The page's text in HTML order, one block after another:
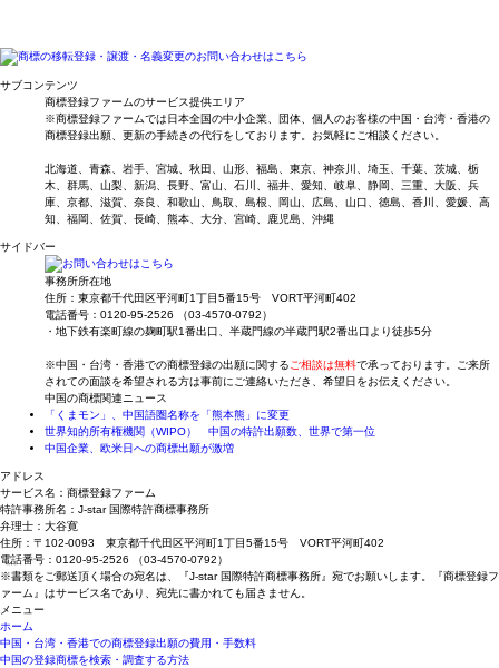
サブコンテンツ
商標登録ファームのサービス提供エリア
※商標登録ファームでは日本全国の中小企業、団体、個人のお客様の中国・台湾・香港の
商標登録出願、更新の手続きの代行をしております。お気軽にご相談ください。
北海道、青森、岩手、宮城、秋田、山形、福島、東京、神奈川、埼玉、千葉、茨城、栃
木、群馬、山梨、新潟、長野、富山、石川、福井、愛知、岐阜、静岡、三重、大阪、兵
庫、京都、滋賀、奈良、和歌山、鳥取、島根、岡山、広島、山口、徳島、香川、愛媛、高
知、福岡、佐賀、長崎、熊本、大分、宮崎、鹿児島、沖縄
サイドバー
事務所所在地
住所：東京都千代田区平河町1丁目5番15号 VORT平河町402
電話番号：0120-95-2526 （03-4570-0792）
・地下鉄有楽町線の麹町駅1番出口、半蔵門線の半蔵門駅2番出口より徒歩5分
※中国・台湾・香港での商標登録の出願に関する ご相談は無料で承っております。ご来所
されての面談を希望される方は事前にご連絡いただき、希望日をお伝えください。
中国の商標関連ニュース
「くまモン」、中国語圏名称を「熊本熊」に変更
世界知的所有権機関（WIPO） 中国の特許出願数、世界で第一位
中国企業、欧米日への商標出願が激増
アドレス
サービス名：商標登録ファーム
特許事務所名：J-star 国際特許商標事務所
弁理士：大谷寛
住所：〒102-0093 東京都千代田区平河町1丁目5番15号 VORT平河町402
電話番号：0120-95-2526 （03-4570-0792）
※書類をご郵送頂く場合の宛名は、『J-star 国際特許商標事務所』宛でお願いします。『商標登録フ
ァーム』はサービス名であり、宛先に書かれても届きません。
メニュー
ホーム
中国・台湾・香港での商標登録出願の費用・手数料
中国の登録商標を検索・調査する方法